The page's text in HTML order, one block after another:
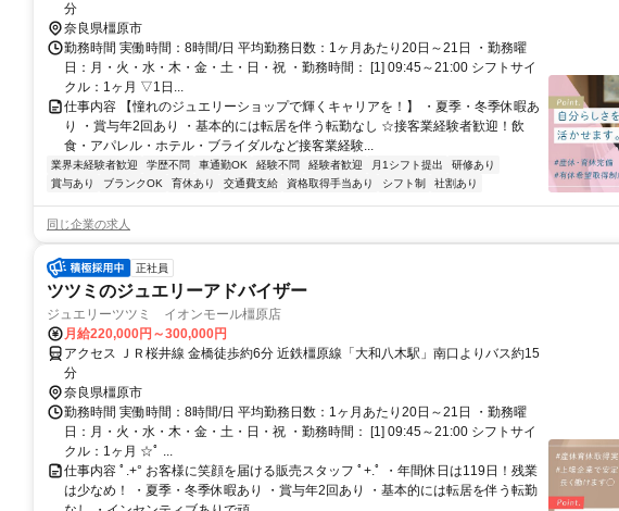
分
奈良県橿原市
勤務時間 実働時間：8時間/日 平均勤務日数：1ヶ月あたり20日～21日 ・勤務曜
日：月・火・水・木・金・土・日・祝 ・勤務時間： [1] 09:45～21:00 シフトサイ
クル：1ヶ月 ▽1日...
仕事内容 【憧れのジュエリーショップで輝くキャリアを！】 ・夏季・冬季休暇あ
り ・賞与年2回あり ・基本的には転居を伴う転勤なし ☆接客業経験者歓迎！飲
食・アパレル・ホテル・ブライダルなど接客業経験...
業界未経験者歓迎 学歴不問 車通勤OK 経験不問 経験者歓迎 月1シフト提出
研修あり
賞与あり
ブランクOK 育休あり 交通費支給 資格取得手当あり シフト制 社割あり
同じ企業の求人
正社員
ツツミのジュエリーアドバイザー
ジュエリーツツミ イオンモール橿原店
月給220,000円～300,000円
アクセス ＪＲ桜井線 金橋徒歩約6分 近鉄橿原線「大和八木駅」南口よりバス約15
分
奈良県橿原市
勤務時間 実働時間：8時間/日 平均勤務日数：1ヶ月あたり20日～21日 ・勤務曜
日：月・火・水・木・金・土・日・祝 ・勤務時間： [1] 09:45～21:00 シフトサイ
クル：1ヶ月 ☆ﾟ ...
仕事内容 ﾟ.+° お客様に笑顔を届ける販売スタッフ ﾟ+.ﾟ ・年間休日は119日！残業
は少なめ！ ・夏季・冬季休暇あり ・賞与年2回あり ・基本的には転居を伴う転勤